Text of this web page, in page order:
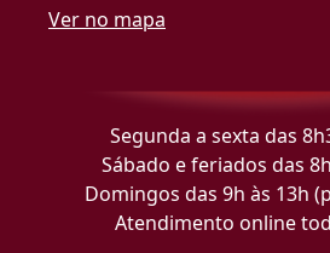
Ver no mapa
Segunda a sexta das
Sábado e feriados das
Domingos das 9h às 13h
Atendimento online